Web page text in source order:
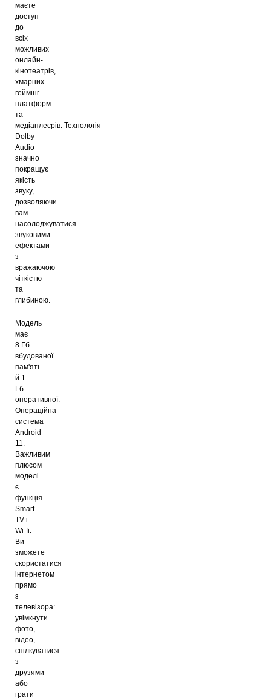
маєте
доступ
до
всіх
можливих
онлайн-
кінотеатрів,
хмарних
геймінг-
платформ
та
медіаплеєрів. Технологія
Dolby
Audio
значно
покращує
якість
звуку,
дозволяючи
вам
насолоджуватися
звуковими
ефектами
з
вражаючою
чіткістю
та
глибиною.
Модель
має
8 Гб
вбудованої
пам'яті
й 1
Гб
оперативної.
Операційна
система
Android
11.
Важливим
плюсом
моделі
є
функція
Smart
TV і
Wi-fi.
Ви
зможете
скористатися
інтернетом
прямо
з
телевізора:
увімкнути
фото,
відео,
спілкуватися
з
друзями
або
грати